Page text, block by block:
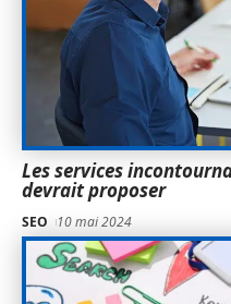
Les services
devrait proposer
SEO 10 mai 2024